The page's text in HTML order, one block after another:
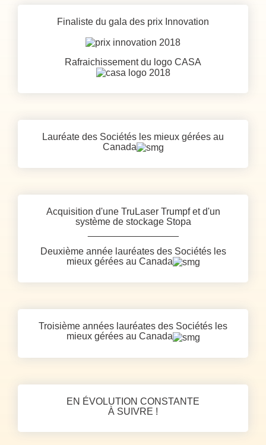
Finaliste du gala des prix Innovation
Rafraichissement du logo CASA
Lauréate des Sociétés les mieux gérées au
Canada
Acquisition d'une TruLaser Trumpf et d'un
système de stockage Stopa
Deuxième année lauréates des Sociétés les
mieux gérées au Canada
Troisième années lauréates des Sociétés les
mieux gérées au Canada
EN ÉVOLUTION CONSTANTE
À SUIVRE !